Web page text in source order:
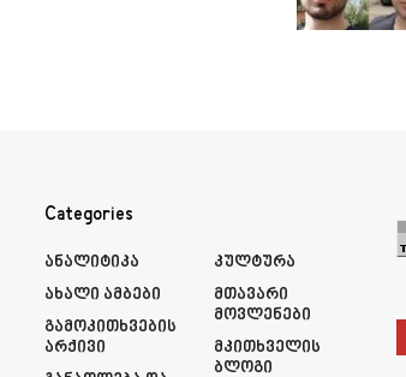
Categories
Ანალიტიკა
Ახალი Ამბები
Გამოკითხვების
Არქივი
Კულტურა
Მთავარი
Მოვლენები
Მკითხველის
Ბლოგი